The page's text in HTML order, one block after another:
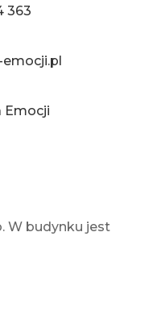
363
Emocji
W budynku jest